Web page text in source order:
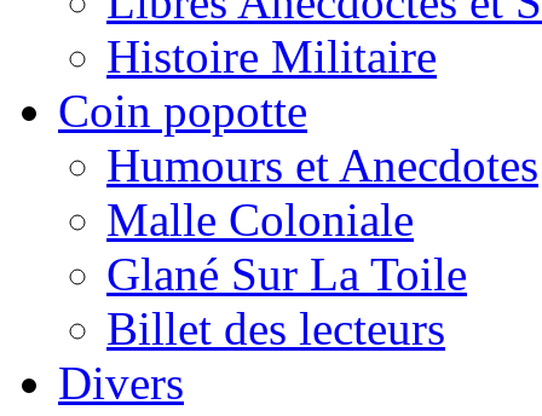
Histoire Militaire
Coin popotte
Humours et Anecdotes
Malle Coloniale
Glané Sur La Toile
Billet des lecteurs
Divers